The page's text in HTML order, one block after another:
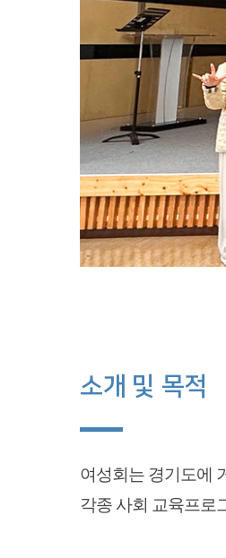
소개 및 목적
여성회는 경기도에
각종 사회 교육프로